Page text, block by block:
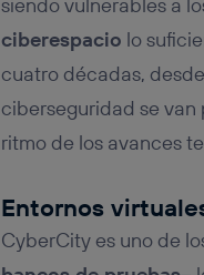
ciberespacio lo
cuatro décadas,
ciberseguridad se
ritmo de los avances
Entornos
CyberCity es uno de